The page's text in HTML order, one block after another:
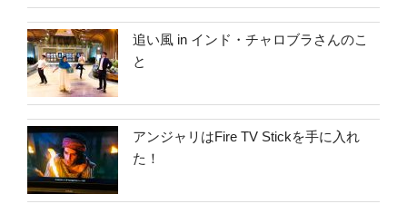
追い風 in インド・チャロブラさんのこ
と
アンジャリはFire TV Stickを手に入れ
た！